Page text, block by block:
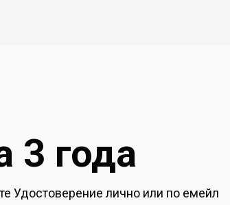
3 года
Удостоверение лично или по емейл